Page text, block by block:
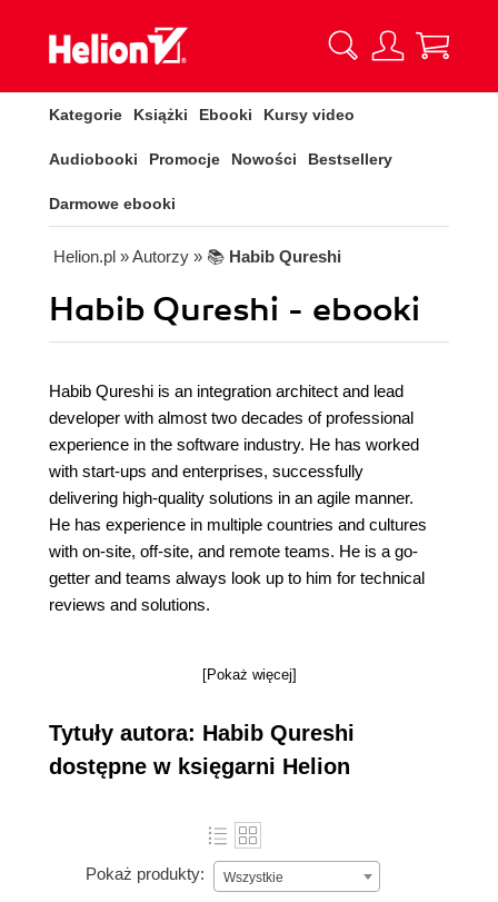
Kategorie Książki Ebooki Kursy video
Audiobooki Promocje Nowości Bestsellery
Darmowe ebooki
Helion.pl » Autorzy » 📚 Habib Qureshi
Habib Qureshi - ebooki
Habib Qureshi is an integration architect and lead
developer with almost two decades of professional
experience in the software industry. He has worked
with start-ups and enterprises, successfully
delivering high-quality solutions in an agile manner.
He has experience in multiple countries and cultures
with on-site, off-site, and remote teams. He is a go-
getter and teams always look up to him for technical
reviews and solutions.
[Pokaż więcej]
Tytuły autora: Habib Qureshi
dostępne w księgarni Helion
Pokaż produkty: Wszystkie